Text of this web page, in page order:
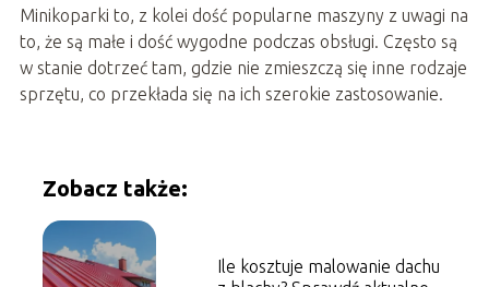
Minikoparki to, z kolei dość popularne maszyny z uwagi na
to, że są małe i dość wygodne podczas obsługi. Często są
w stanie dotrzeć tam, gdzie nie zmieszczą się inne rodzaje
sprzętu, co przekłada się na ich szerokie zastosowanie.
Zobacz także:
Ile kosztuje malowanie dachu